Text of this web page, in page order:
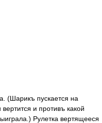
(Шарикъ пускается на
и противъ какой
Рулетка вертящееся